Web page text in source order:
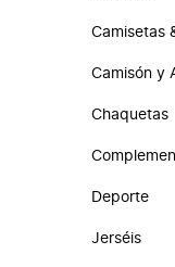
Camisetas
Camisón y
Chaquetas
Deporte
Jerséis